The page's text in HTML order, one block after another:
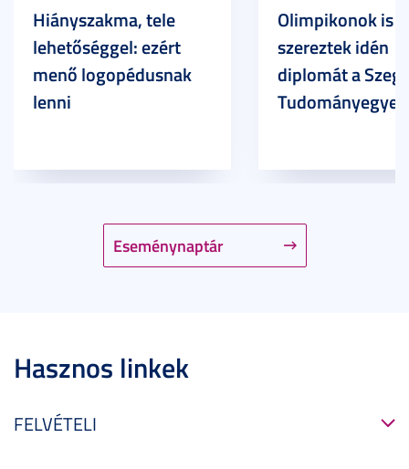
Eseménynaptár
Hiányszakma, tele
lehetőséggel: ezért
menő logopédusnak
lenni
Olimpikonok is
szereztek idén
diplomát a
Hasznos linkek
FELVÉTELI